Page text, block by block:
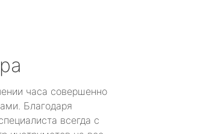
часа совершенно
Благодаря
всегда с